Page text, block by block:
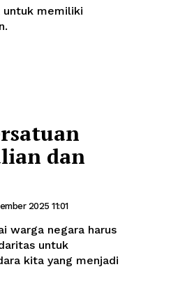
untuk memiliki
dan
2025 11:01
warga negara harus
untuk
kita yang menjadi